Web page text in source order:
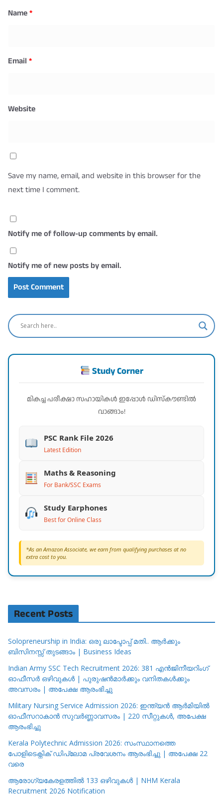
Name*
Email *
Website
Save my name, email, and website in this browser for the
next time I comment.
Notify me of follow-up comments by email.
Notify me of new posts by email.
Study Corner
മികച്ച പരീക്ഷാ സഹായികൾ ഇപ്പോൾ ഡിസ്കൗണ്ടിൽ
വാങ്ങാം!
PSC Rank File 2026
Latest Edition
Maths & Reasoning
For Bank/SSC Exams
Study Earphones
Best for Online Class
*As an Amazon Associate, we earn from qualifying purchases at no
extra cost to you.
Recent Posts
Solopreneurship in India: ഒരു ലാപ്ടോപ്പ് മതി.. ആർക്കും
ബിസിനസ്സ് തുടങ്ങാം | Business Ideas
Indian Army SSC Tech Recruitment 2026: 381 എൻജിനീയറിംഗ്
ഓഫീസർ ഒഴിവുകൾ | പുരുഷൻമാർക്കും വനിതകൾക്കും
അവസരം | അപേക്ഷ ആരംഭിച്ചു
Military Nursing Service Admission 2026: ഇന്ത്യൻ ആർമിയിൽ
ഓഫീസറാകാൻ സുവർണ്ണാവസരം | 220 സീറ്റുകൾ, അപേക്ഷ
ആരംഭിച്ചു
Kerala Polytechnic Admission 2026: സംസ്ഥാനത്തെ
പോളിടെക്നിക് ഡിപ്ലോമ പ്രവേശനം ആരംഭിച്ചു | അപേക്ഷ 22
വരെ
ആരോഗ്യകേരളത്തിൽ 133 ഒഴിവുകൾ | NHM Kerala
Recruitment 2026 Notification